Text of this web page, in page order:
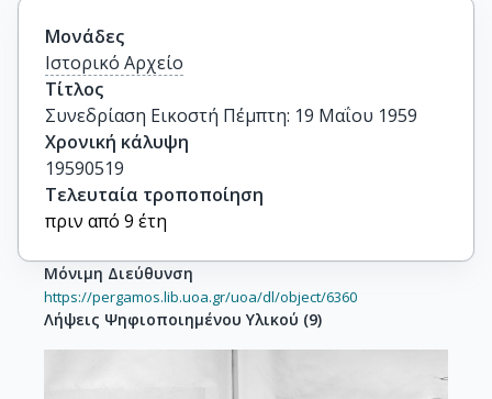
Μονάδες
Ιστορικό Αρχείο
Τίτλος
Συνεδρίαση Εικοστή Πέμπτη: 19 Μαΐου 1959
Χρονική κάλυψη
19590519
Τελευταία τροποποίηση
πριν από 9 έτη
Μόνιμη Διεύθυνση
https://pergamos.lib.uoa.gr/uoa/dl/object/6360
Λήψεις Ψηφιοποιημένου Υλικού (9)